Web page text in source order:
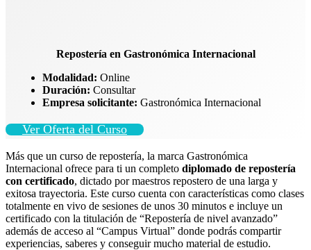
Repostería en Gastronómica Internacional
Modalidad: Online
Duración: Consultar
Empresa solicitante: Gastronómica Internacional
Ver Oferta del Curso
Más que un curso de repostería, la marca Gastronómica
Internacional ofrece para ti un completo diplomado de repostería
con certificado, dictado por maestros repostero de una larga y
exitosa trayectoria. Este curso cuenta con características como clases
totalmente en vivo de sesiones de unos 30 minutos e incluye un
certificado con la titulación de “Repostería de nivel avanzado”
además de acceso al “Campus Virtual” donde podrás compartir
experiencias, saberes y conseguir mucho material de estudio.